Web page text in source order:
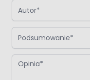
Autor
Podsumowanie
Opinia